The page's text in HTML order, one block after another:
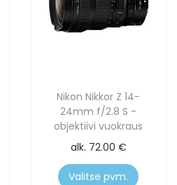
Nikon Nikkor Z 14-
24mm f/2.8 S -
objektiivi vuokraus
alk. 72.00 €
Valitse pvm.